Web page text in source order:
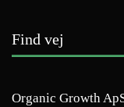
Find vej
Organic Growth